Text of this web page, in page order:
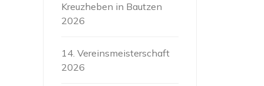
Kreuzheben in Bautzen
2026
14. Vereinsmeisterschaft
2026